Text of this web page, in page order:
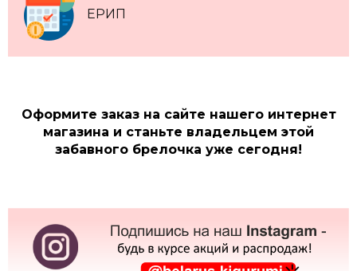
ЕРИП
Оформите заказ на сайте нашего интернет
магазина и станьте владельцем этой
забавного брелочка уже сегодня!